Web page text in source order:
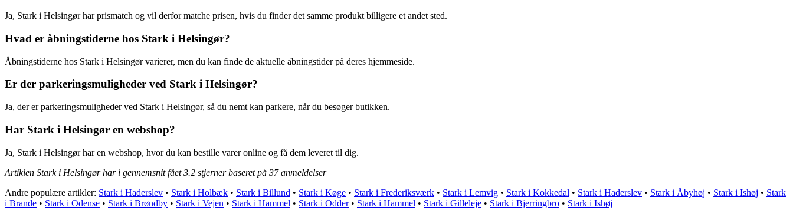
Ja, Stark i Helsingør har prismatch og vil derfor matche prisen, hvis du finder det samme produkt billigere et andet sted.
Hvad er åbningstiderne hos Stark i Helsingør?
Åbningstiderne hos Stark i Helsingør varierer, men du kan finde de aktuelle åbningstider på deres hjemmeside.
Er der parkeringsmuligheder ved Stark i Helsingør?
Ja, der er parkeringsmuligheder ved Stark i Helsingør, så du nemt kan parkere, når du besøger butikken.
Har Stark i Helsingør en webshop?
Ja, Stark i Helsingør har en webshop, hvor du kan bestille varer online og få dem leveret til dig.
Artiklen Stark i Helsingør har i gennemsnit fået3.2 stjerner baseret på 37anmeldelser
Andre populære artikler: Stark i Haderslev • Stark i Holbæk • Stark i Billund • Stark i Køge • Stark i Frederiksværk • Stark i Lemvig • Stark i Kokkedal • Stark i Haderslev • Stark i Åbyhøj • Stark i Ishøj • Stark
i Brande • Stark i Odense • Stark i Brøndby • Stark i Vejen • Stark i Hammel • Stark i Odder• Stark i Hammel • Stark i Gilleleje • Stark i Bjerringbro • Stark i Ishøj